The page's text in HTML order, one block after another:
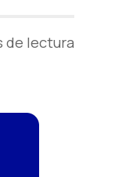
de lectura